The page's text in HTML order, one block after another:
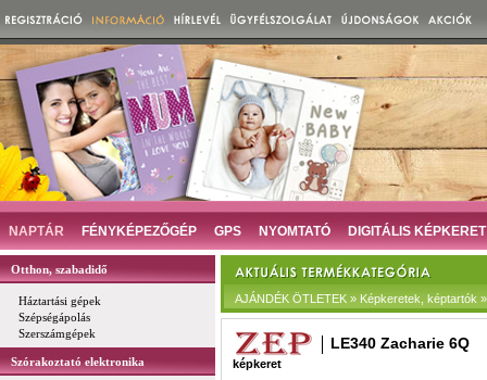
NAPTÁR FÉNYKÉPEZŐGÉP GPS NYOMTATÓ DIGITÁLIS KÉPKERET
Otthon, szabadidő
Háztartási gépek
Szépségápolás
Szerszámgépek
Szórakoztató elektronika
AJÁNDÉK ÖTLETEK » Képkeretek, képtartók
LE340 Zacharie 6Q
képkeret